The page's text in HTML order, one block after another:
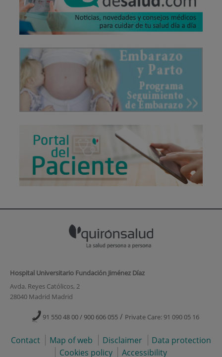
Hospital Universitario Fundación Jiménez Díaz
Avda. Reyes Católicos, 2
28040 Madrid Madrid
91 550 48 00 / 900 606 055 / Private Care: 91 090 05 16
Contact Map of web Disclaimer
Data protection
Cookies policy
Accessibility